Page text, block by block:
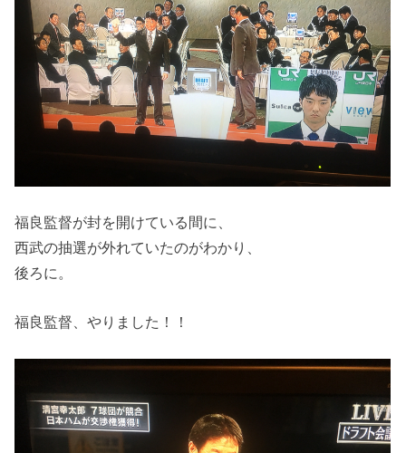
福良監督が封を開けている間に、
西武の抽選が外れていたのがわかり、
後ろに。
福良監督、やりました！！